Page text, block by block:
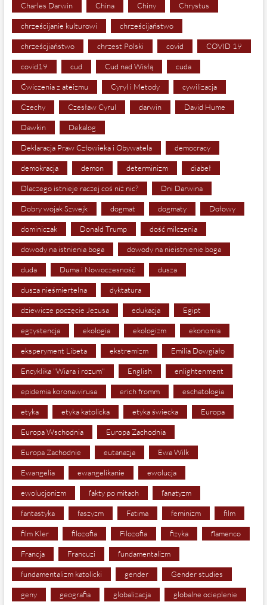
Charles Darwin China Chiny Chrystus
chrześcijanie kulturowi chrześcijaństwo
chrześcjiaństwo chrzest Polski covid COVID 19
covid19 cud Cud nad Wisłą cuda
Ćwiczenia z ateizmu Cyryl i Metody cywilizacja
Czechy Czesław Cyrul darwin David Hume
Dawkin Dekalog
Deklaracja Praw Człowieka i Obywatela democracy
demokracja demon determinizm diabeł
Dlaczego istnieje raczej coś niż nic? Dni Darwina
Dobry wojak Szwejk dogmat dogmaty Dołowy
dominiczak Donald Trump dość milczenia
dowody na istnienia boga dowody na nieistnienie boga
duda Duma i Nowoczesność dusza
dusza nieśmiertelna dyktatura
dziewicze poczęcie Jezusa edukacja Egipt
egzystencja ekologia ekologizm ekonomia
eksperyment Libeta ekstremizm Emilia Dowgiało
Encyklika "Wiara i rozum" English enlightenment
epidemia koronawirusa erich fromm eschatologia
etyka etyka katolicka etyka świecka Europa
Europa Wschodnia Europa Zachodnia
Europa Zachodnie eutanazja Ewa Wilk
Ewangelia ewangelikanie ewolucja
ewolucjonizm fakty po mitach fanatyzm
fantastyka faszyzm Fatima feminizm film
film Kler filozofia Filozofia fizyka flamenco
Francja Francuzi fundamentalizm
fundamentalizm katolicki gender Gender studies
geny geografia globalizacja globalne ocieplenie